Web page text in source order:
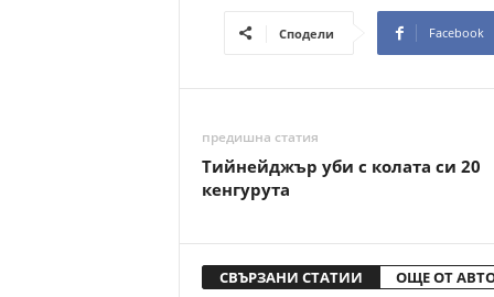
Сподели Facebook
предишна статия
Тийнейджър уби с колата си 20
кенгурута
СВЪРЗАНИ СТАТИИ ОЩЕ ОТ